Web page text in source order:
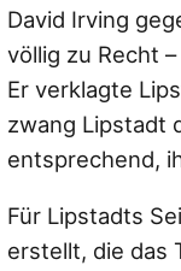
David Irving
völlig zu Recht
Er verklagte
zwang Lipstadt
entsprechend,
Für Lipstadts
erstellt, die das